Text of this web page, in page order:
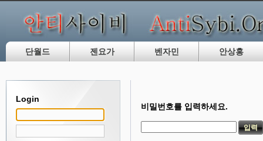
단월드 젠요가 벤자민 안상홍
Login
비밀번호를 입력하세요.